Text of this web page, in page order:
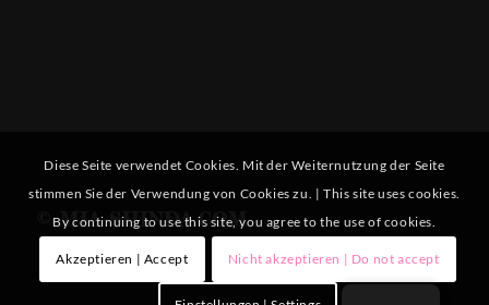
© MIA-SHINDA.COM
Diese Seite verwendet Cookies. Mit der Weiternutzung der Seite
stimmen Sie der Verwendung von Cookies zu. | This site uses cookies.
By continuing to use this site, you agree to the use of cookies.
Akzeptieren | Accept Nicht akzeptieren | Do not accept